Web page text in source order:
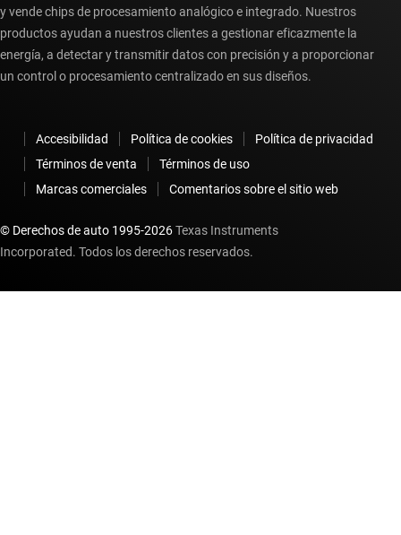
y vende chips de procesamiento analógico e integrado. Nuestros
productos ayudan a nuestros clientes a gestionar eficazmente la
energía, a detectar y transmitir datos con precisión y a proporcionar
un control o procesamiento centralizado en sus diseños.
Accesibilidad Política de cookies
Política de privacidad
Términos de venta
Términos de uso
Marcas comerciales
Comentarios sobre el sitio web
© Derechos de auto 1995-2026Texas Instruments
Incorporated. Todos los derechos reservados.